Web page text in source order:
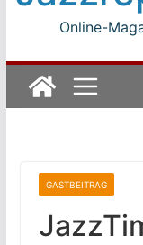
Online-
GASTBEITRAG